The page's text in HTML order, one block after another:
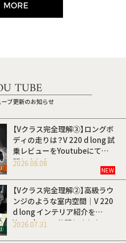
MORE
TUBE
ブ更新のお知らせ
【Vクラス完全理解③】ロングボ
ディの走りは？V 220 d long 試
乗レビューをYoutubeにて公
開しました
2026.08.08
NEW
【Vクラス完全理解②】高級ラウ
ンジのような室内空間｜V 220
d long インテリア紹介を
Youtubeにて公開しました
2026.07.31